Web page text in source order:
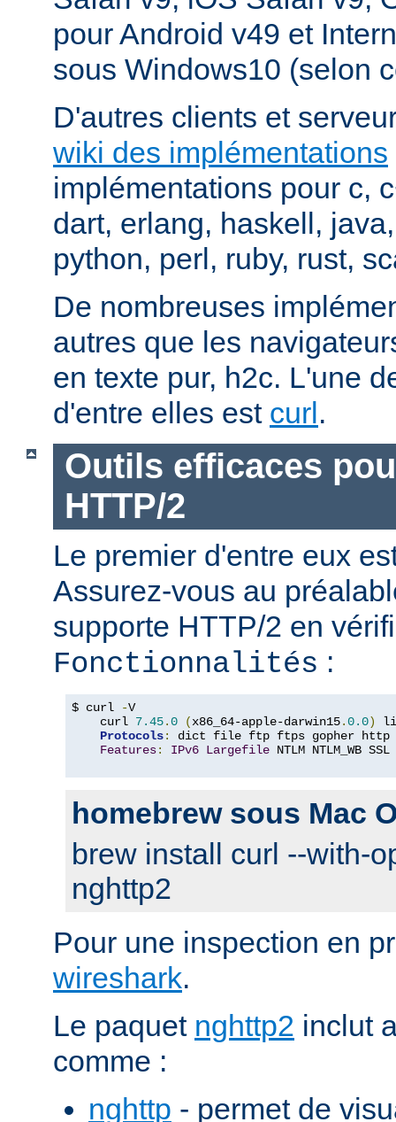
pour Android v49 et
sous Windows10 (selon
D'autres clients et
wiki des implémentations
implémentations pour c,
dart, erlang, haskell,
python, perl, ruby, rust,
De nombreuses
autres que les
en texte pur, h2c. L'une
d'entre elles est curl.
Outils efficaces
HTTP/2
Le premier d'entre eux
Assurez-vous au
supporte HTTP/2 en
Fonctionnalités :
$ curl -V
    curl
7.45.0 (x86_64-apple-darwin15.0.0)
Protocols:
dict file ftp ftps gopher http
Features: IPv6 Largefile NTLM NTLM_WB
homebrew sous Mac
brew install curl --with-
nghttp2
Pour une inspection en
wireshark.
Le paquet nghttp2 inclut
comme :
nghttp - permet de